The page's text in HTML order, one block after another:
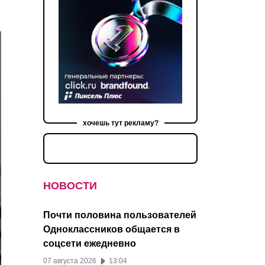
хочешь тут рекламу?
НОВОСТИ
Почти половина пользователей
Одноклассников общается в
соцсети ежедневно
07 августа 2026 13:04